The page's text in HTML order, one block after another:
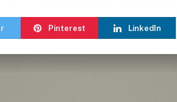
Pinterest LinkedIn